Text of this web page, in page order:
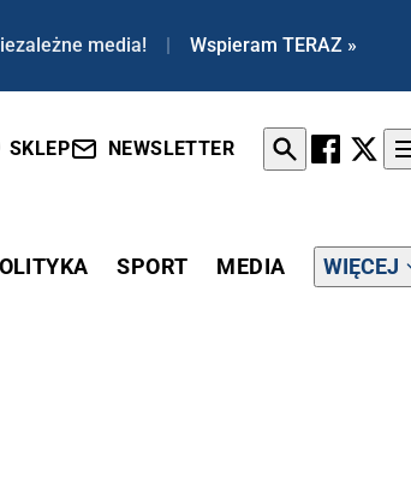
media! | Wspieram TERAZ »
SKLEP NEWSLETTER
SPORT MEDIA WIĘCEJ